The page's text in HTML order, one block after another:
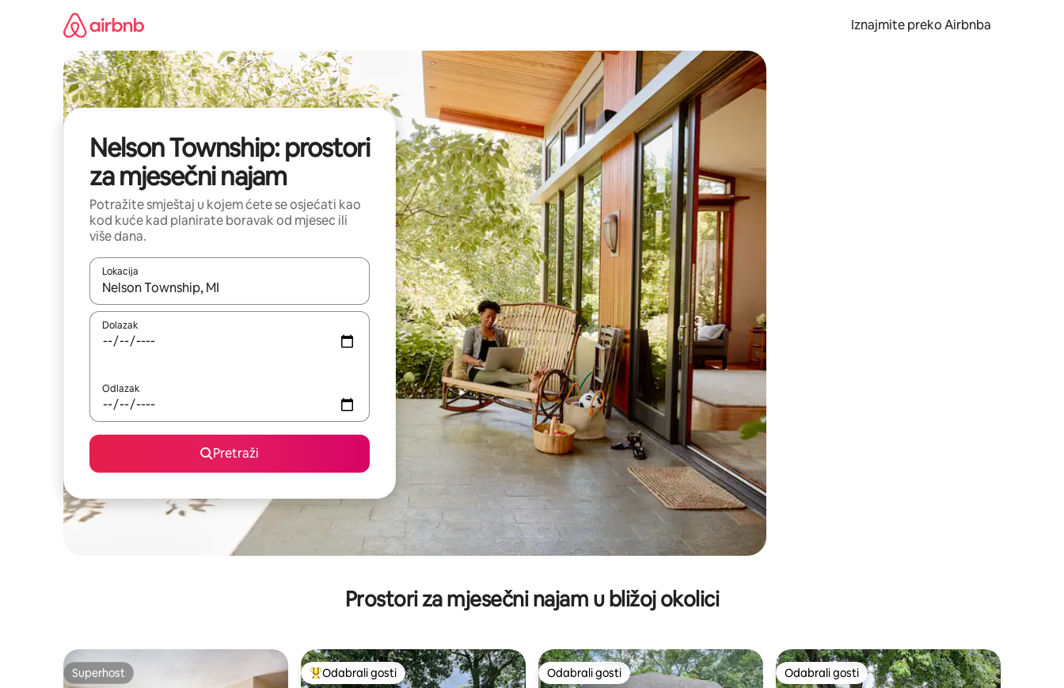
Iznajmite preko Airbnba
Nelson Township: prostori
za mjesečni najam
Potražite smještaj u kojem ćete se osjećati kao
kod kuće kad planirate boravak od mjesec ili
više dana.
Lokacija
Kada budu dostupni rezultati, moći ćete ih pregledati koristeći se strelicama prema gore i prema dolje, kao i dodirom ili prelaskom prstom po zaslonu.
Dolazak
Odlazak
Pretraži
Prostori za mjesečni najam u bližoj okolici
Superhost
Superhost Među najviše rangiranima s oznakom „Odabrali gosti”
Odabrali gosti Odabrali gosti
Odabrali gosti Odabrali gosti
Odabrali gosti